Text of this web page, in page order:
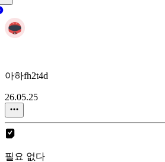
아하fh2t4d
26.05.25
필요 없다